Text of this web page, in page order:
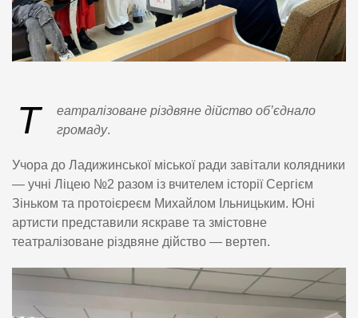
Т
еатралізоване різдвяне дійство об’єднало
громаду.
Учора до Ладижинської міської ради завітали колядники
— учні Ліцею №2 разом із вчителем історії Сергієм
Зіньком та протоієреєм Михайлом Ільницьким. Юні
артисти представили яскраве та змістовне
театралізоване різдвяне дійство — вертеп.